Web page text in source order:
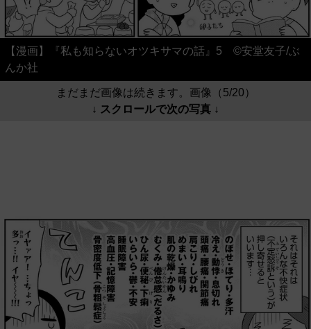
【漫画】『私も知らないオツキサマの話』5 ©安堂友子/ぶ
んか社
まだまだ画像は続きます。画像（5/20）
↓ スクロールで次の写真 ↓